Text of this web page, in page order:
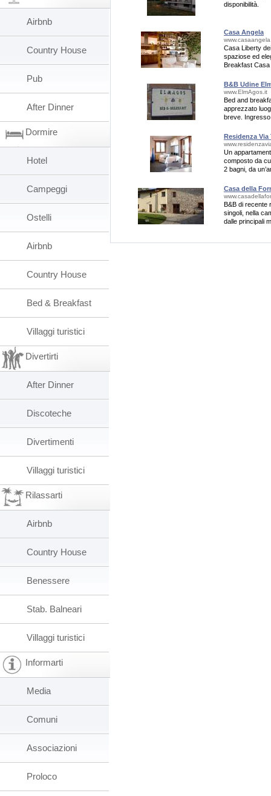
disponibilità.
Casa Angela
Casa Liberty
spaziose ed
Breakfast Casa
B&B Udine
www.ElmAgos.it
Bed and
apprezzato
breve.
Residenza Via
Un
composto da
2 bagni, da
Casa della
B&B di recente
singoli, nella
dalle principali
Airbnb
Country House
Pub
After Dinner
Dormire
Hotel
Campeggi
Ostelli
Airbnb
Country House
Bed & Breakfast
Villaggi turistici
Divertirti
After Dinner
Discoteche
Divertimenti
Villaggi turistici
Rilassarti
Airbnb
Country House
Benessere
Stab. Balneari
Villaggi turistici
Informarti
Media
Comuni
Associazioni
Proloco